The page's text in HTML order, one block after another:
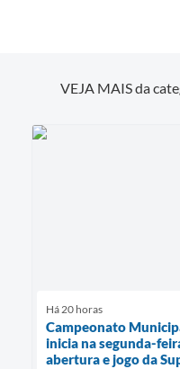
VEJA MAIS da
Há 20 horas
Campeonato
inicia na segunda-
abertura e jogo da